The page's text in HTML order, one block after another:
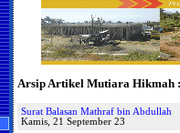
Arsip Artikel Mutiara Hikmah :
Surat Balasan Mathraf bin Abdullah
Kamis, 21 September 23